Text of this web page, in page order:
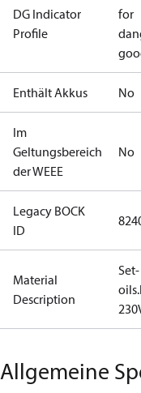
DG Indicator
Profile
for
Enthält Akkus No
Im
Geltungsbereich
der WEEE
No
Legacy BOCK
ID
Material
Description
Set-
Allgemeine